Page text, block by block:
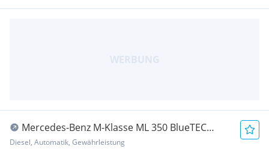
Mercedes-Benz M-Klasse ML 350 BlueTEC
4MATIC A-Edition Aut.
Diesel, Automatik, Gewährleistung